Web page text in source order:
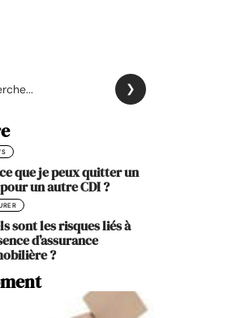
que je peux quitter un
un autre CDI ?
sont les risques liés à
d’assurance
?